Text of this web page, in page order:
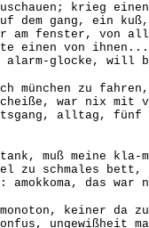
krieg
gang, ein
am fenster, von
von ihnen...
glocke, will
münchen zu
war nix mit
alltag,
muß meine kla-
schmales bett,
das
keiner da
ungewißheit